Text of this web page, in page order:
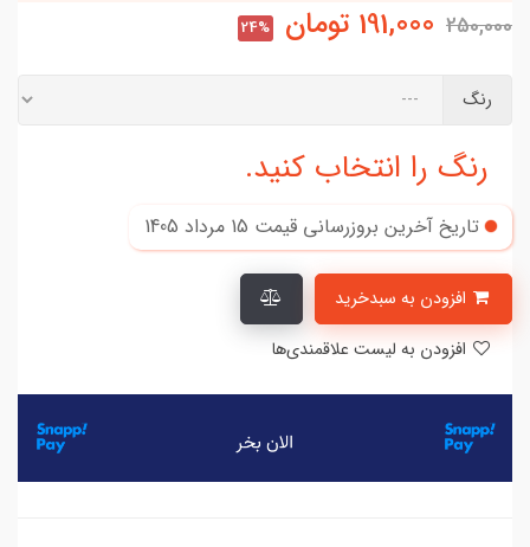
250,000
191,000 تومان 24%
رنگ
رنگ را انتخاب کنید.
تاریخ آخرین بروزرسانی قیمت 15 مرداد 1405